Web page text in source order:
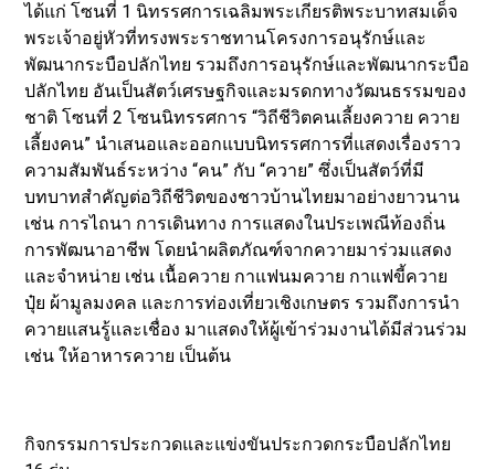
ได้แก่ โซนที่ 1 นิทรรศการเฉลิมพระเกียรติพระบาทสมเด็จ
พระเจ้าอยู่หัวที่ทรงพระราชทานโครงการอนุรักษ์และ
พัฒนากระบือปลักไทย รวมถึงการอนุรักษ์และพัฒนากระบือ
ปลักไทย อันเป็นสัตว์เศรษฐกิจและมรดกทางวัฒนธรรมของ
ชาติ โซนที่ 2 โซนนิทรรศการ “วิถีชีวิตคนเลี้ยงควาย ควาย
เลี้ยงคน” นำเสนอและออกแบบนิทรรศการที่แสดงเรื่องราว
ความสัมพันธ์ระหว่าง “คน” กับ “ควาย” ซึ่งเป็นสัตว์ที่มี
บทบาทสำคัญต่อวิถีชีวิตของชาวบ้านไทยมาอย่างยาวนาน
เช่น การไถนา การเดินทาง การแสดงในประเพณีท้องถิ่น
การพัฒนาอาชีพ โดยนำผลิตภัณฑ์จากควายมาร่วมแสดง
และจำหน่าย เช่น เนื้อควาย กาแฟนมควาย กาแฟขี้ควาย
ปุ๋ย ผ้ามูลมงคล และการท่องเที่ยวเชิงเกษตร รวมถึงการนำ
ควายแสนรู้และเชื่อง มาแสดงให้ผู้เข้าร่วมงานได้มีส่วนร่วม
เช่น ให้อาหารควาย เป็นต้น
กิจกรรมการประกวดและแข่งขันประกวดกระบือปลักไทย